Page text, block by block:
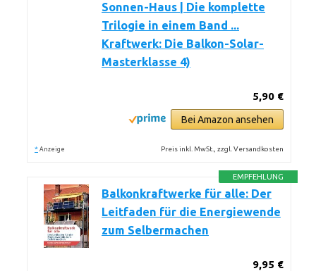
Sonnen-Haus | Die komplette
Trilogie in einem Band ...
Kraftwerk: Die Balkon-Solar-
Masterklasse 4)
5,90 €
Bei Amazon ansehen
* Anzeige Preis inkl. MwSt., zzgl. Versandkosten
EMPFEHLUNG
Balkonkraftwerke für alle: Der
Leitfaden für die Energiewende
zum Selbermachen
9,95 €